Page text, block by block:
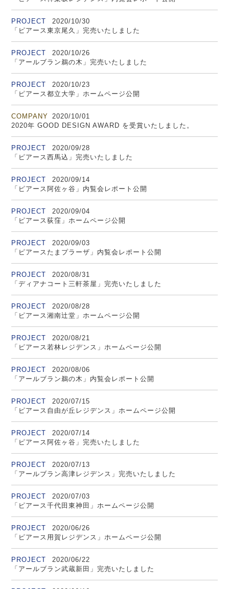
PROJECT
2020/10/30
「ピアース東京尾久」完売いたしました
PROJECT
2020/10/26
「アールブラン鵜の木」完売いたしました
PROJECT
2020/10/23
「ピアース都立大学」ホームページ公開
COMPANY
2020/10/01
2020年 GOOD DESIGN AWARD を受賞いたしました。
PROJECT
2020/09/28
「ピアース西馬込」完売いたしました
PROJECT
2020/09/14
「ピアース阿佐ヶ谷」内覧会レポート公開
PROJECT
2020/09/04
「ピアース荻窪」ホームページ公開
PROJECT
2020/09/03
「ピアースたまプラーザ」内覧会レポート公開
PROJECT
2020/08/31
「ディアナコート三軒茶屋」完売いたしました
PROJECT
2020/08/28
「ピアース湘南辻堂」ホームページ公開
PROJECT
2020/08/21
「ピアース若林レジデンス」ホームページ公開
PROJECT
2020/08/06
「アールブラン鵜の木」内覧会レポート公開
PROJECT
2020/07/15
「ピアース自由が丘レジデンス」ホームページ公開
PROJECT
2020/07/14
「ピアース阿佐ヶ谷」完売いたしました
PROJECT
2020/07/13
「アールブラン高津レジデンス」完売いたしました
PROJECT
2020/07/03
「ピアース千代田東神田」ホームページ公開
PROJECT
2020/06/26
「ピアース用賀レジデンス」ホームページ公開
PROJECT
2020/06/22
「アールブラン武蔵新田」完売いたしました